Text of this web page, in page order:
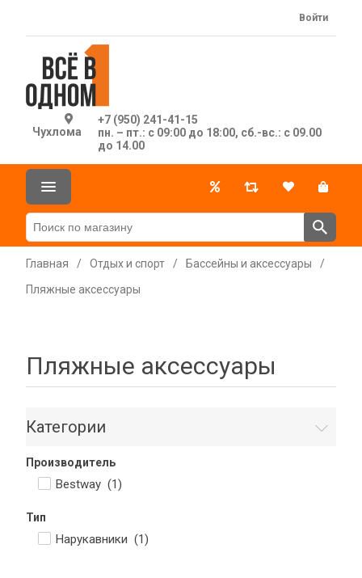
Чухлома
+7 (950) 241-41-15
пн. – пт.: с 09:00 до 18:00, сб.-вс.: с 09.00
до 14.00
Войти
Главная / Отдых и спорт / Бассейны и аксессуары
/
Пляжные аксессуары
Пляжные аксессуары
Категории
Производитель
Bestway (1)
Тип
Нарукавники (1)